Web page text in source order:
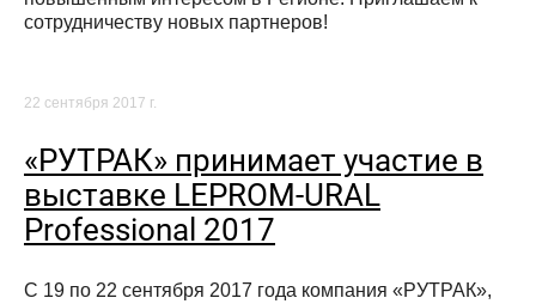
сотрудничеству новых партнеров!
22 сентября 2017 г.
«РУТРАК» принимает участие в
выставке LEPROM-URAL
Professional 2017
С 19 по 22 сентября 2017 года компания «РУТРАК»,